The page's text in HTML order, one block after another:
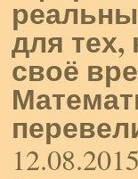
для тех,
своё